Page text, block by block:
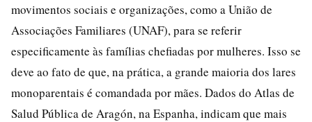
movimentos sociais e organizações, como a União de
Associações Familiares (UNAF), para se referir
especificamente às famílias chefiadas por mulheres. Isso se
deve ao fato de que, na prática, a grande maioria dos lares
monoparentais é comandada por mães. Dados do Atlas de
Salud Pública de Aragón, na Espanha, indicam que mais